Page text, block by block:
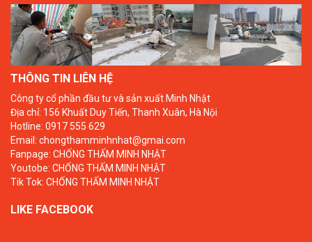
THÔNG TIN LIÊN HỆ
Công ty cổ phần đầu tư và sản xuất Minh Nhật
Địa chỉ: 156 Khuất Duy Tiến, Thanh Xuân, Hà Nội
Hotline: 0917 555 629
Email: chongthamminhnhat@gmai.com
Fanpage: CHỐNG THẤM MINH NHẬT
Youtobe: CHỐNG THẤM MINH NHẬT
Tik Tok: CHỐNG THẤM MINH NHẬT
LIKE FACEBOOK